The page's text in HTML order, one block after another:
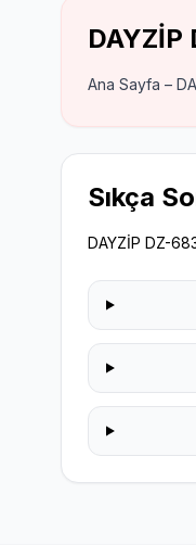
DAYZİP
Ana Sayfa –
Sıkça
DAYZİP DZ-